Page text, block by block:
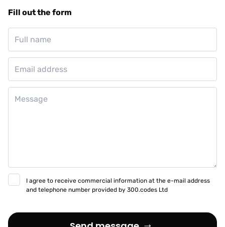
Fill out the form
I agree to receive commercial information at the e-mail address
and telephone number provided by 300.codes Ltd